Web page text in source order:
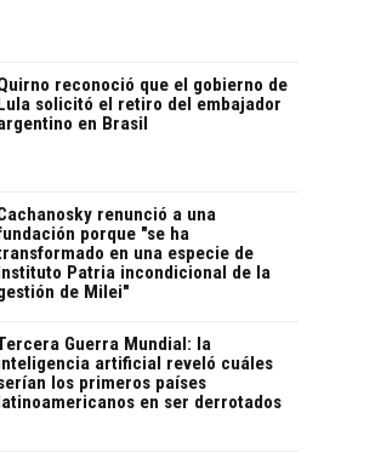
reconoció que el gobierno de
solicitó el retiro del embajador
en Brasil
renunció a una
porque "se ha
en una especie de
Patria incondicional de la
de Milei"
Guerra Mundial: la
artificial reveló cuáles
los primeros países
en ser derrotados